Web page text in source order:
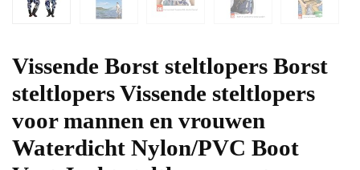
Vissende Borst steltlopers Borst
steltlopers Vissende steltlopers
voor mannen en vrouwen
Waterdicht Nylon/PVC Boot